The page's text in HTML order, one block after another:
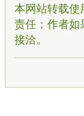
本网站转载使
责任；作者如
接洽。